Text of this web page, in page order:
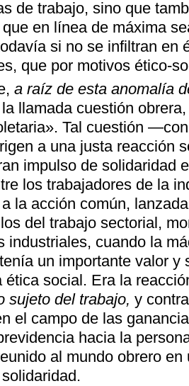
de trabajo, sino que
en línea de máxima
si no se infiltran en
que por motivos ético-
a raíz de esta anomalía
llamada cuestión
Tal cuestión
a una justa reacción
impulso de solidaridad
los trabajadores de la
la acción común,
del trabajo sectorial,
industriales, cuando la
un importante valor y
ética social. Era la
sujeto del trabajo, y
el campo de las
hacia la
al mundo obrero